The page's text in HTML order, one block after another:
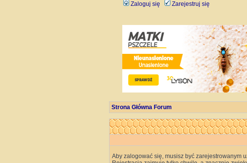
Zaloguj się Zarejestruj się
Strona Główna Forum
Aby zalogować się, musisz być zarejestrowanym